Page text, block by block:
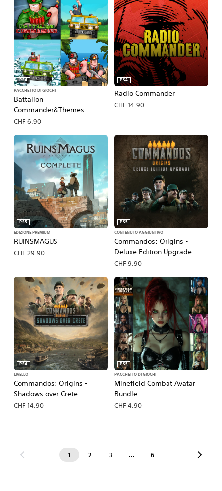
Battalion
Commander&Themes
PS4
PACCHETTO DI GIOCHI
CHF 6.90
Radio Commander
PS4
CHF 14.90
RUINSMAGUS
PS5
EDIZIONE PREMIUM
CHF 29.90
Commandos: Origins -
Deluxe Edition Upgrade
PS5
CONTENUTO AGGIUNTIVO
CHF 9.90
Commandos: Origins -
Shadows over Crete
PS4
LIVELLO
CHF 14.90
Minefield Combat Avatar
Bundle
PS5
PACCHETTO DI GIOCHI
CHF 4.90
1 2 3 … 6